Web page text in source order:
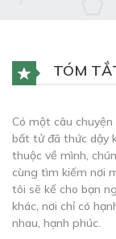
TÓM
Có một câu
bất tử đã thức dậy
thuộc về mình,
cùng tìm kiếm nơi
tôi sẽ kể cho bạn
khác, nơi chỉ có
nhau, hạnh phúc.